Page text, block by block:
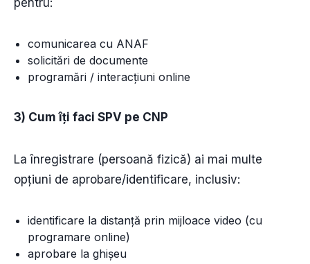
comunicarea cu ANAF
solicitări de documente
programări / interacțiuni online
3) Cum îți faci SPV pe CNP
La înregistrare (persoană fizică) ai mai multe
opțiuni de aprobare/identificare, inclusiv:
identificare la distanță prin mijloace video (cu
programare online)
aprobare la ghișeu